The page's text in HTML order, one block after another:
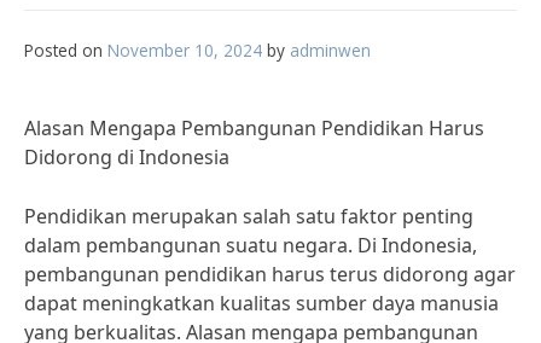
Posted on November 10, 2024 by adminwen
Alasan Mengapa Pembangunan Pendidikan Harus
Didorong di Indonesia
Pendidikan merupakan salah satu faktor penting
dalam pembangunan suatu negara. Di Indonesia,
pembangunan pendidikan harus terus didorong agar
dapat meningkatkan kualitas sumber daya manusia
yang berkualitas. Alasan mengapa pembangunan